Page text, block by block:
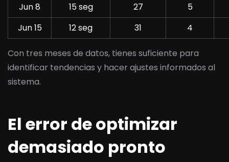
Jun 8 15 seg 27
5
Jun 15
12 seg 31 4
Con tres meses de datos, tienes suficiente para
identificar tendencias y hacer ajustes informados al
sistema.
El error de optimizar
demasiado pronto